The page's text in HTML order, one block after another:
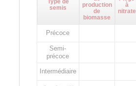
semis
production
de
biomasse
à
nitrate
Précoce
Semi-
précoce
Intermédiaire